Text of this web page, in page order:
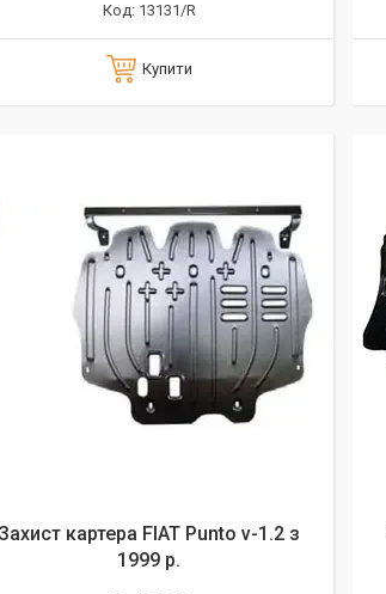
13131/R
Купити
Захист картера FIAT Punto v-1.2 з
1999 р.